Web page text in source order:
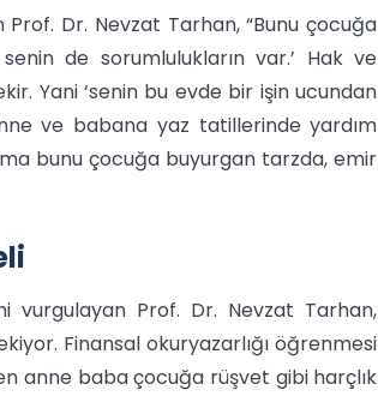
Dr. Nevzat Tarhan, “Bunu çocuğa
de sorumlulukların var.’ Hak ve
Yani ‘senin bu evde bir işin ucundan
ve babana yaz tatillerinde yardım
bunu çocuğa buyurgan tarzda, emir
vurgulayan Prof. Dr. Nevzat Tarhan,
Finansal okuryazarlığı öğrenmesi
anne baba çocuğa rüşvet gibi harçlık